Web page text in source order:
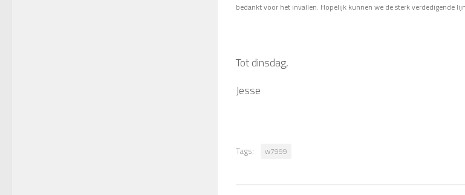
bedankt voor het invallen. Hopelijk kunnen we de sterk verdedigende
Tot dinsdag,
Jesse
Tags: w7999